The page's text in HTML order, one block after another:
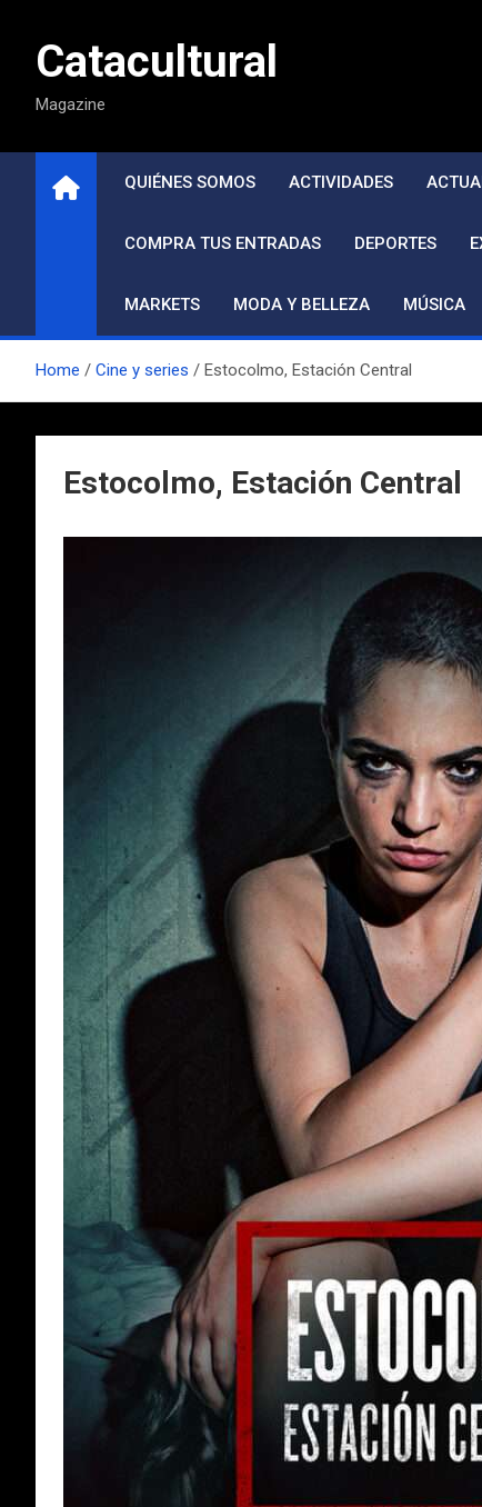
contenidoCatacultural
Magazine
QUIÉNES SOMOS ACTIVIDADES
COMPRA TUS ENTRADAS DEPORTES
MARKETS MODA Y BELLEZA MÚSICA
Home Cine y series Estocolmo, Estación Central
Estocolmo, Estación Central